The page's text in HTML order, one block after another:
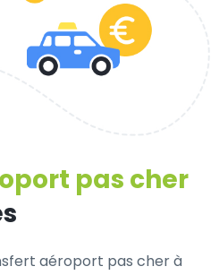
pas cher
aéroport pas cher à